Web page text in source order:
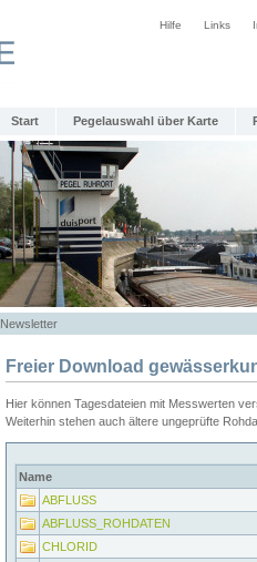
Hilfe Links
Start Pegelauswahl über Karte
Newsletter
Freier Download
Hier können Tagesdateien mit Messwerten
Weiterhin stehen auch ältere ungeprüfte
Name
ABFLUSS
ABFLUSS_ROHDATEN
CHLORID